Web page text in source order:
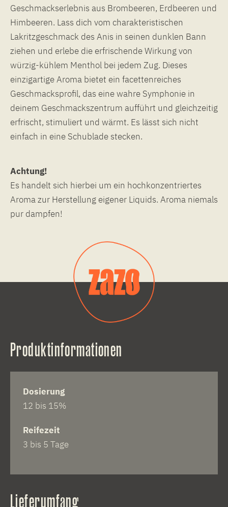
Geschmackserlebnis aus Brombeeren, Erdbeeren und
Himbeeren. Lass dich vom charakteristischen
Lakritzgeschmack des Anis in seinen dunklen Bann
ziehen und erlebe die erfrischende Wirkung von
würzig-kühlem Menthol bei jedem Zug. Dieses
einzigartige Aroma bietet ein facettenreiches
Geschmacksprofil, das eine wahre Symphonie in
deinem Geschmackszentrum aufführt und gleichzeitig
erfrischt, stimuliert und wärmt. Es lässt sich nicht
einfach in eine Schublade stecken.
Achtung!
Es handelt sich hierbei um ein hochkonzentriertes
Aroma zur Herstellung eigener Liquids. Aroma niemals
pur dampfen!
Produktinformationen
Dosierung
12 bis 15%
Reifezeit
3 bis 5 Tage
Lieferumfang